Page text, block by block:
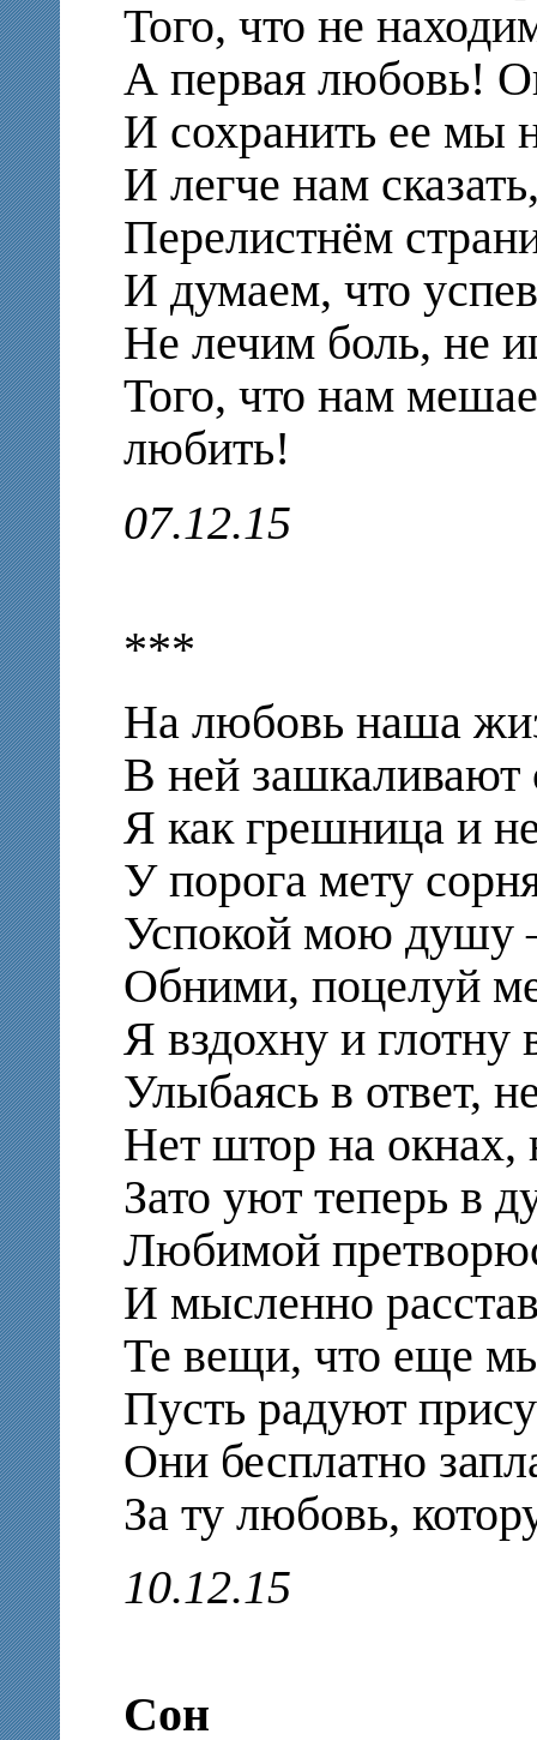
Того, что не
А первая любовь!
И сохранить ее мы
И легче нам
Перелистнём
И думаем, что
Не лечим боль, не
Того, что нам
любить!
07.12.15
***
На любовь наша
В ней зашкаливают
Я как грешница и
У порога мету
Успокой мою душу
Обними, поцелуй
Я вздохну и глотну
Улыбаясь в ответ,
Нет штор на
Зато уют теперь в
Любимой
И мысленно
Те вещи, что еще
Пусть радуют
Они бесплатно
За ту любовь,
10.12.15
Сон